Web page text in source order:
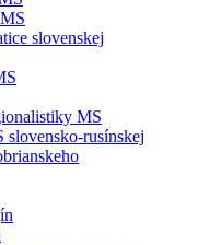
slovenskej
MS
rusínskej